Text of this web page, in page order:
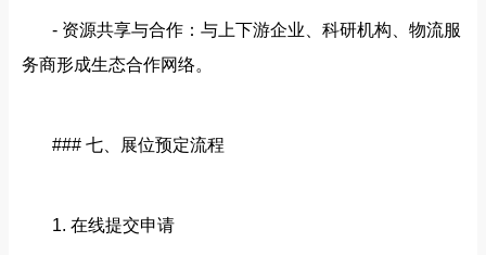
- 资源共享与合作：与上下游企业、科研机构、物流服
务商形成生态合作网络。
### 七、展位预定流程
1. 在线提交申请